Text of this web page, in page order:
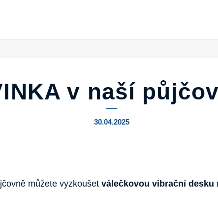
v naší
30.04.2025
můžete vyzkoušet válečkovou vibrační desku